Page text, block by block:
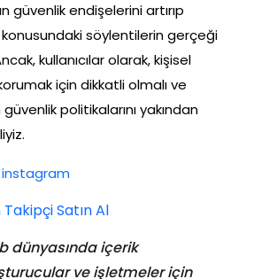
güvenlik endişelerini artırıp
konusundaki söylentilerin gerçeği
kullanıcılar olarak, kişisel
için dikkatli olmalı ve
politikalarını yakından
Satın Al
dünyasında içerik
ve işletmeler için